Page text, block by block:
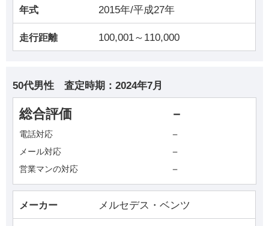
年式 2015年/平成27年
走行距離 100,001～110,000
50代男性 査定時期： 2024年7月
総合評価 －
電話対応 －
メール対応 －
営業マンの対応 －
メーカー メルセデス・ベンツ